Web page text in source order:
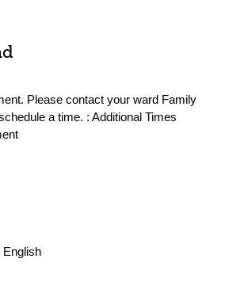
Please contact your ward Family
a time. : Additional Times
English